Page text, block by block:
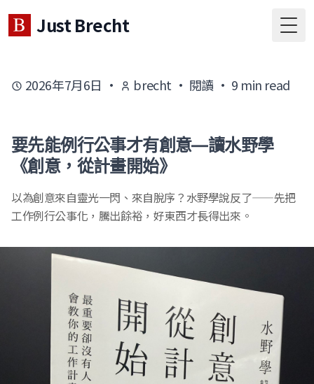
Just Brecht
2026年7月6日 · brecht · 閱讀 · 9 min read
要先能例行公事才有創意—讀水野學
《創意，從計畫開始》
以為創意來自靈光一閃、來自脫序？水野學說反了——先把
工作例行公事化，騰出餘裕，好東西才長得出來。